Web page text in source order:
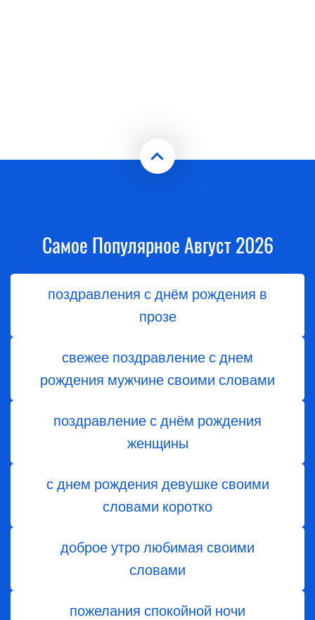
Самое Популярное Август 2026
поздравления с днём рождения в
прозе
свежее поздравление с днем
рождения мужчине своими словами
поздравление с днём рождения
женщины
с днем рождения девушке своими
словами коротко
доброе утро любимая своими
словами
пожелания спокойной ночи